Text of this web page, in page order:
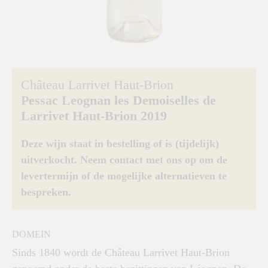
Château Larrivet Haut-Brion
Pessac Leognan les Demoiselles de
Larrivet Haut-Brion 2019
Deze wijn staat in bestelling of is (tijdelijk)
uitverkocht. Neem contact met ons op om de
levertermijn of de mogelijke alternatieven te
bespreken.
DOMEIN
Sinds 1840 wordt de Château Larrivet Haut-Brion